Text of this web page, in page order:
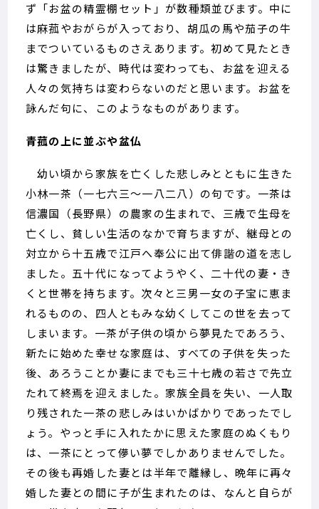
ず「お盆の精霊棚セット」が数種類並びます。中に
は麻菰やおがらが入っており、胡瓜の馬や茄子の牛
までついているものさえあります。初めて見たとき
は驚きましたが、時代は変わっても、お盆を迎える
人々の気持ちは変わらないのだと思います。お盆を
詠んだ句に、このようなものがあります。
青菰の上に並ぶや盆仏
幼い頃から家族を亡くした悲しみとともに生きた
小林一茶（一七六三～一八二八）の句です。一茶は
信濃国（長野県）の農家の生まれで、三歳で生母を
亡くし、貧しい生活のなかで育ちますが、継母との
対立から十五歳で江戸へ奉公に出て俳諧の道を志し
ました。五十代になってようやく、二十代の妻・き
くと世帯を持ちます。次々と三男一女の子宝に恵ま
れるものの、四人ともみな幼くしてこの世を去って
しまいます。一茶が子供の頃から夢見たであろう、
新たに始めた幸せな家庭は、すべての子供を失った
後、あろうことか妻にまでも三十七歳の若さで先立
たれて終焉を迎えました。家族全員を失い、一人取
り残された一茶の悲しみはいかばかりであったでし
ょう。やっと手に入れたかに思えた家庭のぬくもり
は、一茶にとって儚い夢でしかありませんでした。
その後も再婚した妻とは半年で離縁し、晩年に再々
婚した妻との間に子が生まれたのは、なんと自らが